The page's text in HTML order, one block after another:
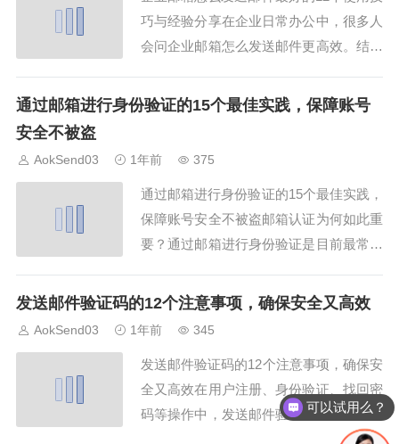
巧与经验分享在企业日常办公中，很多人
会问企业邮箱怎么发送邮件更高效。结合
验，让你掌握企业邮箱发送邮件的核心方
使用AokSend企业邮箱客户端客...
通过邮箱进行身份验证的15个最佳实践，保障账号
安全不被盗
AokSend03 1年前 375
通过邮箱进行身份验证的15个最佳实践，
保障账号安全不被盗邮箱认证为何如此重
要？通过邮箱进行身份验证是目前最常用
证不仅能保护账号安全，还能防止盗号和
保障账号安全。AokSend邮箱服务在身份
验...
发送邮件验证码的12个注意事项，确保安全又高效
AokSend03 1年前 345
发送邮件验证码的12个注意事项，确保安
全又高效在用户注册、身份验证、找回密
码等操作中，发送邮件验证码已成为最常
见的方式之一。掌握发送邮件验证码的规
可以试用么？